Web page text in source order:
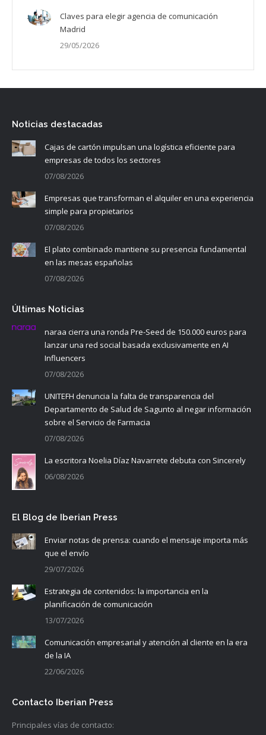
Claves para elegir agencia de comunicación
Madrid
29/05/2026
Noticias destacadas
Cajas de cartón impulsan una logística eficiente para
empresas de todos los sectores
07/08/2026
Empresas que transforman el alquiler en una experiencia
simple para propietarios
07/08/2026
El plato combinado mantiene su presencia fundamental
en las mesas españolas
07/08/2026
Últimas Noticias
naraa cierra una ronda Pre-Seed de 150.000 euros para
lanzar una red social basada exclusivamente en AI
Influencers
07/08/2026
UNITEFH denuncia la falta de transparencia del
Departamento de Salud de Sagunto al negar información
sobre el Servicio de Farmacia
07/08/2026
La escritora Noelia Díaz Navarrete debuta con Sincerely
06/08/2026
El Blog de Iberian Press
Enviar notas de prensa: cuando el mensaje importa más
que el envío
29/07/2026
Estrategia de contenidos: la importancia en la
planificación de comunicación
13/07/2026
Comunicación empresarial y atención al cliente en la era
de la IA
22/06/2026
Contacto Iberian Press
Principales vías de contacto: